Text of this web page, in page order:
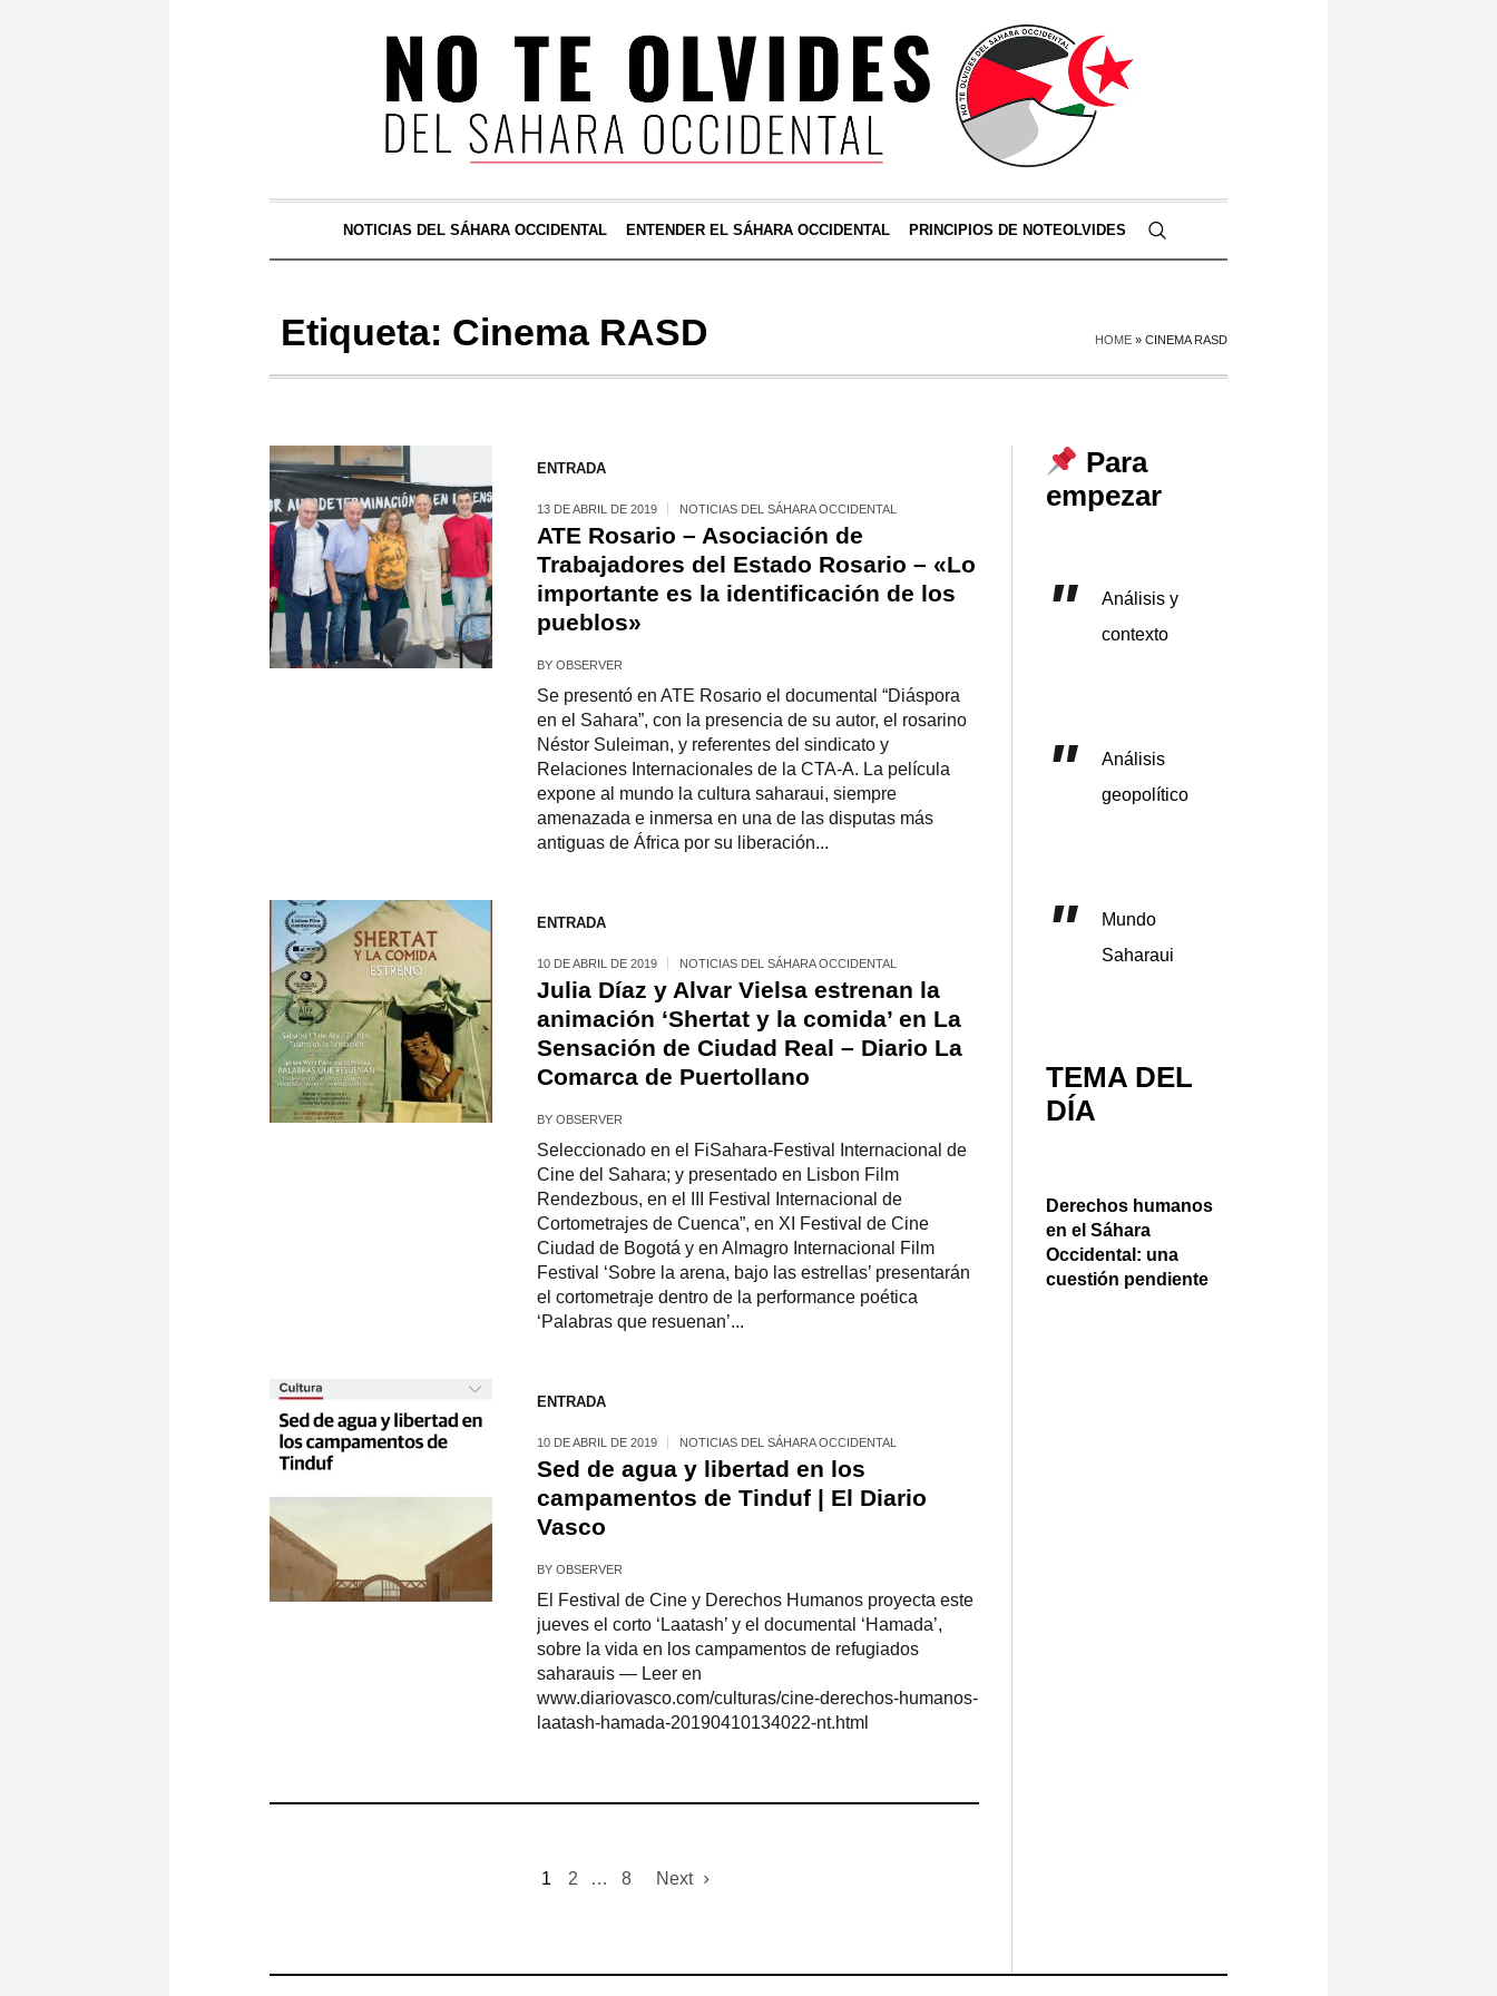
NOTICIAS DEL SÁHARA OCCIDENTAL ENTENDER EL SÁHARA OCCIDENTAL PRINCIPIOS DE NOTEOLVIDES
Etiqueta: Cinema RASD HOME » CINEMA RASD
ENTRADA
13 DE ABRIL DE 2019 NOTICIAS DEL SÁHARA OCCIDENTAL
ATE Rosario – Asociación de
Trabajadores del Estado Rosario – «Lo
importante es la identificación de los
pueblos»
BY OBSERVER
Se presentó en ATE Rosario el documental “Diáspora
en el Sahara”, con la presencia de su autor, el rosarino
Néstor Suleiman, y referentes del sindicato y
Relaciones Internacionales de la CTA-A. La película
expone al mundo la cultura saharaui, siempre
amenazada e inmersa en una de las disputas más
antiguas de África por su liberación...
ENTRADA
10 DE ABRIL DE 2019 NOTICIAS DEL SÁHARA OCCIDENTAL
Julia Díaz y Alvar Vielsa estrenan la
animación ‘Shertat y la comida’ en La
Sensación de Ciudad Real – Diario La
Comarca de Puertollano
BY OBSERVER
Seleccionado en el FiSahara-Festival Internacional de
Cine del Sahara; y presentado en Lisbon Film
Rendezbous, en el III Festival Internacional de
Cortometrajes de Cuenca”, en XI Festival de Cine
Ciudad de Bogotá y en Almagro Internacional Film
Festival ‘Sobre la arena, bajo las estrellas’ presentarán
el cortometraje dentro de la performance poética
‘Palabras que resuenan’...
ENTRADA
10 DE ABRIL DE 2019 NOTICIAS DEL SÁHARA OCCIDENTAL
Sed de agua y libertad en los
campamentos de Tinduf | El Diario
Vasco
BY OBSERVER
El Festival de Cine y Derechos Humanos proyecta este
jueves el corto ‘Laatash’ y el documental ‘Hamada’,
sobre la vida en los campamentos de refugiados
saharauis — Leer en
www.diariovasco.com/culturas/cine-derechos-humanos-
laatash-hamada-20190410134022-nt.html
1 2 … 8 Next
Para
empezar
Análisis y
contexto
Análisis
geopolítico
Mundo
Saharaui
TEMA DEL
DÍA
Derechos humanos
en el Sáhara
Occidental: una
cuestión pendiente